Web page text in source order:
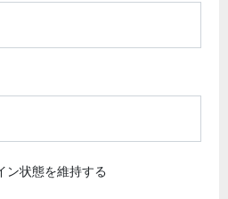
ン状態を維持する